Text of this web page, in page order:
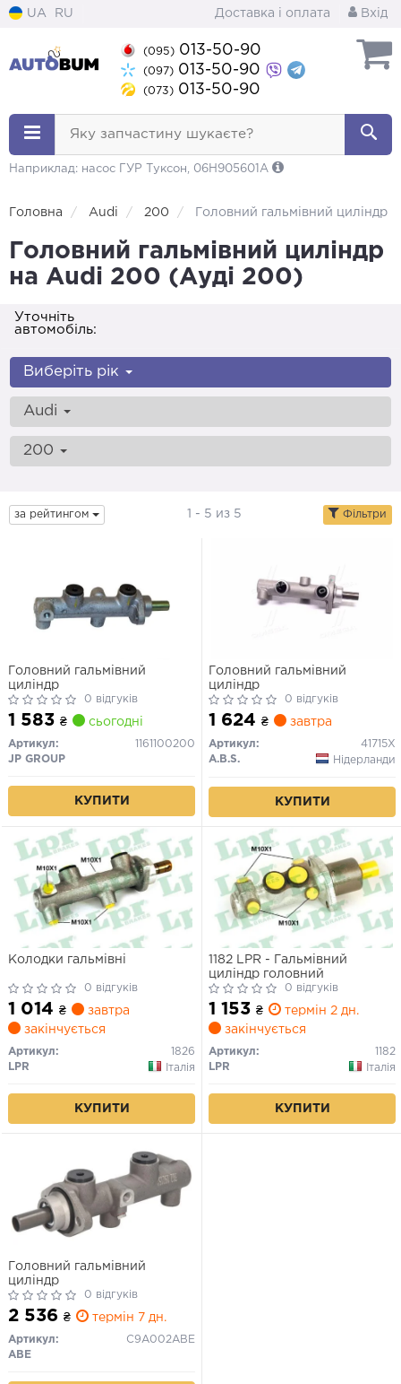
UA RU Доставка і оплата Вхід
(095) 013-50-90
(097) 013-50-90
(073) 013-50-90
Яку запчастину шукаєте?
Наприклад: насос ГУР Туксон, 06H905601A
Головна Audi 200 Головний гальмівний циліндр
Головний гальмівний циліндр
на Audi 200 (Ауді 200)
Уточніть
автомобіль:
Виберіть рік
Audi
200
за рейтингом 1 - 5 из 5 Фільтри
Головний гальмівний
циліндр
0 відгуків
1 583 ₴ сьогодні
Артикул:
1161100200
JP GROUP
КУПИТИ
Головний гальмівний
циліндр
0 відгуків
1 624 ₴ завтра
Артикул:
41715X
A.B.S.
Нідерланди
КУПИТИ
Колодки гальмівні
0 відгуків
1 014 ₴
завтра
закінчується
Артикул:
1826
LPR
Італія
КУПИТИ
1182 LPR - Гальмівний
циліндр головний
0 відгуків
1 153 ₴
термін 2 дн.
закінчується
Артикул:
1182
LPR
Італія
КУПИТИ
Головний гальмівний
циліндр
0 відгуків
2 536 ₴ термін 7 дн.
Артикул:
C9A002ABE
ABE